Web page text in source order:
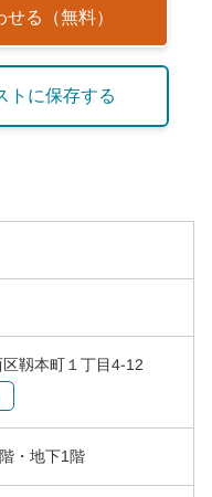
る（無料）
トに保存する
靱本町１丁目4-12
・地下1階